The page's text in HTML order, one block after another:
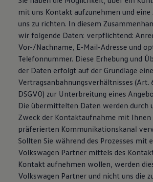
mit uns Kontakt aufzunehmen und eine
uns zu richten. In diesem
wir folgende Daten: verpflichtend:
Vor-/Nachname, E-Mail-Adresse und
Telefonnummer. Diese Erhebung und
der Daten erfolgt auf der Grundlage
Vertragsanbahnungsverhältnisses (Art.
DSGVO) zur Unterbreitung eines
Die übermittelten Daten werden durch
Zweck der Kontaktaufnahme mit Ihnen
präferierten Kommunikationskanal
Sollten Sie während des Prozesses mit
Volkswagen Partner mittels des
Kontakt aufnehmen wollen, werden
Volkswagen Partner und nicht uns die